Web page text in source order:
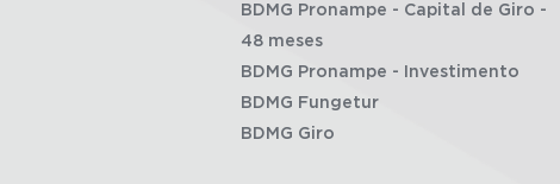
BDMG Pronampe - Capital de Giro -
48 meses
BDMG Pronampe - Investimento
BDMG Fungetur
BDMG Giro